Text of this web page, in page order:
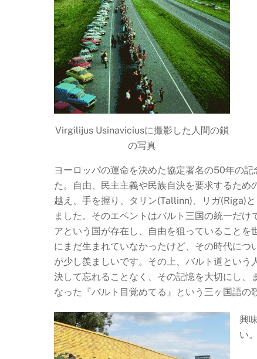
Virgilijus Usinaviciusに撮影した人間の鎖
の写真
ヨーロッパの運命を決めた協定署名の50年の
た。自由、民主主義や民族自決を要求するた
越え、手を握り、タリン(Tallinn)、リガ(Riga)
ました。そのエベントはバルト三国の統一だ
アという国が存在し、自由を狙っていること
にまだ生まれていなかったけど、その時代に
が少し羨ましいです。その上、バルト道という
決して忘れることなく、その記憶を大切にし、
なった『バルト目覚めてる』という三ヶ国語の
興
い。